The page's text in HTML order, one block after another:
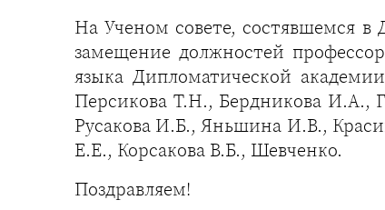
На Ученом совете, состявшемся
замещение должностей
языка Дипломатической
Персикова Т.Н., Бердникова И.А.,
Русакова И.Б., Яньшина И.В.,
Е.Е., Корсакова В.Б., Шевченко.
Поздравляем!